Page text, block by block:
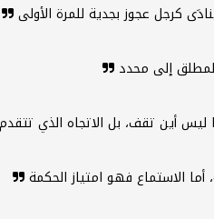
كرجل عجوز بجدية للمرة الأولى
إلى محدد
ليس أين تقف، بل الاتجاه الذي
الاستماع فهو امتياز الحكمة